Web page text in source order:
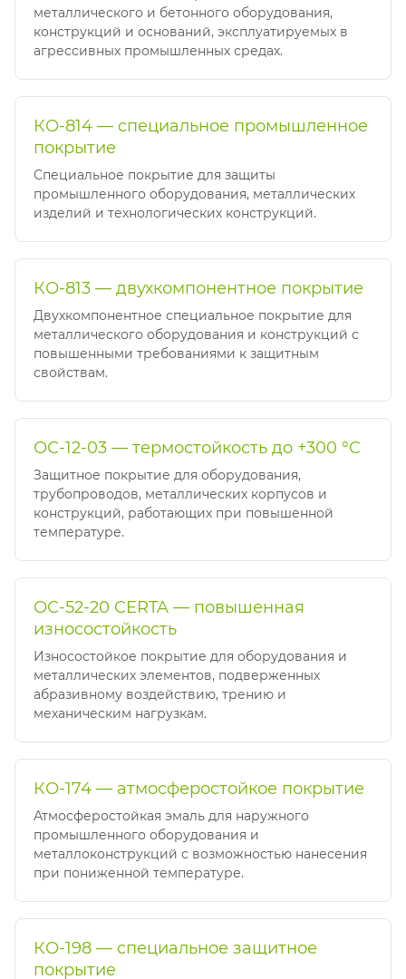
металлического и бетонного оборудования,
конструкций и оснований, эксплуатируемых в
агрессивных промышленных средах.
КО-814 — специальное промышленное
покрытие
Специальное покрытие для защиты
промышленного оборудования, металлических
изделий и технологических конструкций.
КО-813 — двухкомпонентное покрытие
Двухкомпонентное специальное покрытие для
металлического оборудования и конструкций с
повышенными требованиями к защитным
свойствам.
ОС-12-03 — термостойкость до +300 °C
Защитное покрытие для оборудования,
трубопроводов, металлических корпусов и
конструкций, работающих при повышенной
температуре.
ОС-52-20 CERTA — повышенная
износостойкость
Износостойкое покрытие для оборудования и
металлических элементов, подверженных
абразивному воздействию, трению и
механическим нагрузкам.
КО-174 — атмосферостойкое покрытие
Атмосферостойкая эмаль для наружного
промышленного оборудования и
металлоконструкций с возможностью нанесения
при пониженной температуре.
КО-198 — специальное защитное
покрытие